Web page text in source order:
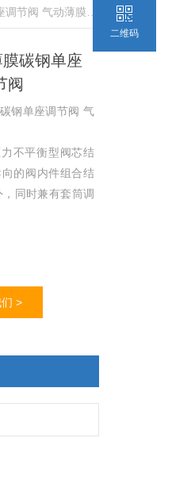
动薄膜双座调节阀
碳钢单座
阀
钢单座调节阀 气
不平衡型阀芯结
的阀内件组合结
同时兼有套筒调
工况，尤其适合
>
二维码